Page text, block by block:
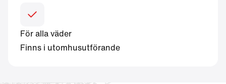
För alla väder
Finns i utomhusutförande